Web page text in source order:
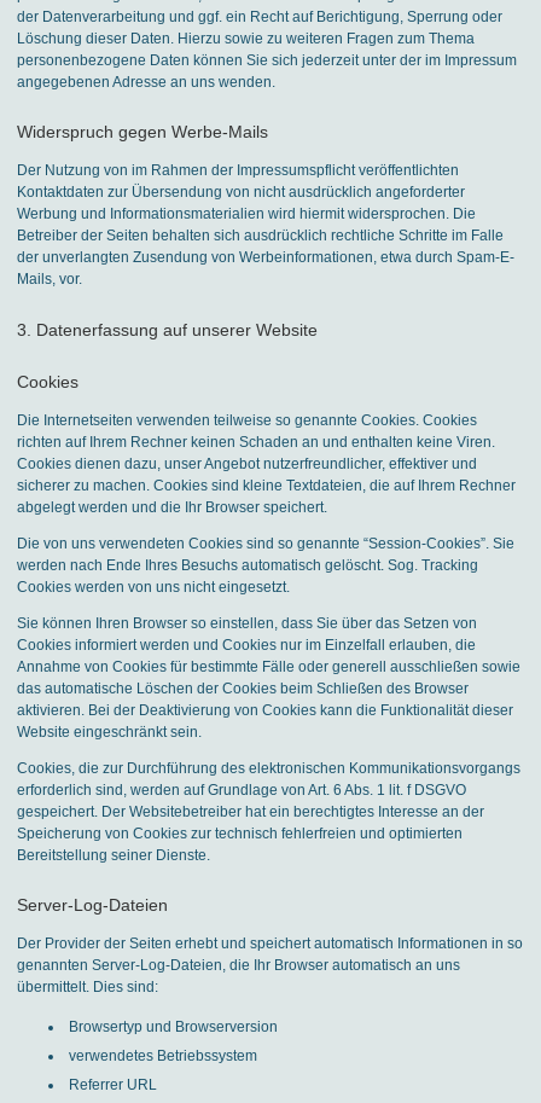
der Datenverarbeitung und ggf. ein Recht auf Berichtigung, Sperrung oder
Löschung dieser Daten. Hierzu sowie zu weiteren Fragen zum Thema
personenbezogene Daten können Sie sich jederzeit unter der im Impressum
angegebenen Adresse an uns wenden.
Widerspruch gegen Werbe-Mails
Der Nutzung von im Rahmen der Impressumspflicht veröffentlichten
Kontaktdaten zur Übersendung von nicht ausdrücklich angeforderter
Werbung und Informationsmaterialien wird hiermit widersprochen. Die
Betreiber der Seiten behalten sich ausdrücklich rechtliche Schritte im Falle
der unverlangten Zusendung von Werbeinformationen, etwa durch Spam-E-
Mails, vor.
3. Datenerfassung auf unserer Website
Cookies
Die Internetseiten verwenden teilweise so genannte Cookies. Cookies
richten auf Ihrem Rechner keinen Schaden an und enthalten keine Viren.
Cookies dienen dazu, unser Angebot nutzerfreundlicher, effektiver und
sicherer zu machen. Cookies sind kleine Textdateien, die auf Ihrem Rechner
abgelegt werden und die Ihr Browser speichert.
Die von uns verwendeten Cookies sind so genannte “Session-Cookies”. Sie
werden nach Ende Ihres Besuchs automatisch gelöscht. Sog. Tracking
Cookies werden von uns nicht eingesetzt.
Sie können Ihren Browser so einstellen, dass Sie über das Setzen von
Cookies informiert werden und Cookies nur im Einzelfall erlauben, die
Annahme von Cookies für bestimmte Fälle oder generell ausschließen sowie
das automatische Löschen der Cookies beim Schließen des Browser
aktivieren. Bei der Deaktivierung von Cookies kann die Funktionalität dieser
Website eingeschränkt sein.
Cookies, die zur Durchführung des elektronischen Kommunikationsvorgangs
erforderlich sind, werden auf Grundlage von Art. 6 Abs. 1 lit. f DSGVO
gespeichert. Der Websitebetreiber hat ein berechtigtes Interesse an der
Speicherung von Cookies zur technisch fehlerfreien und optimierten
Bereitstellung seiner Dienste.
Server-Log-Dateien
Der Provider der Seiten erhebt und speichert automatisch Informationen in so
genannten Server-Log-Dateien, die Ihr Browser automatisch an uns
übermittelt. Dies sind:
Browsertyp und Browserversion
verwendetes Betriebssystem
Referrer URL